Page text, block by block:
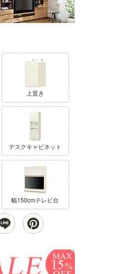
上置き
デスクキャビネット
幅150cmテレビ台